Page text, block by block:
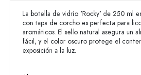
La botella de vidrio 'Rocky' de 250 ml
con tapa de corcho es perfecta para
aromáticos. El sello natural asegura un
fácil, y el color oscuro protege el
exposición a la luz.